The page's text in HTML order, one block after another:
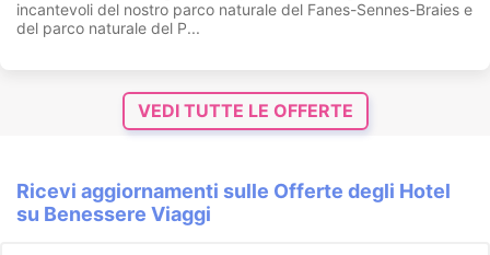
incantevoli del nostro parco naturale del Fanes-Sennes-Braies e
del parco naturale del P...
VEDI TUTTE LE OFFERTE
Ricevi aggiornamenti sulle Offerte degli Hotel
su Benessere Viaggi